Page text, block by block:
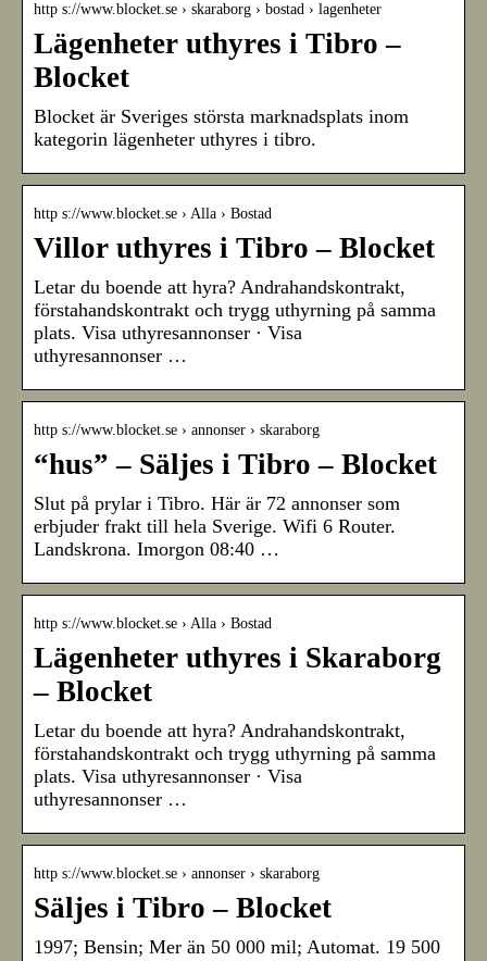
http s://www.blocket.se › skaraborg › bostad › lagenheter
Lägenheter uthyres i Tibro –
Blocket
Blocket är Sveriges största marknadsplats inom
kategorin lägenheter uthyres i tibro.
http s://www.blocket.se › Alla › Bostad
Villor uthyres i Tibro – Blocket
Letar du boende att hyra? Andrahandskontrakt,
förstahandskontrakt och trygg uthyrning på samma
plats. Visa uthyresannonser · Visa
uthyresannonser …
http s://www.blocket.se › annonser › skaraborg
“hus” – Säljes i Tibro – Blocket
Slut på prylar i Tibro. Här är 72 annonser som
erbjuder frakt till hela Sverige. Wifi 6 Router.
Landskrona. Imorgon 08:40 …
http s://www.blocket.se › Alla › Bostad
Lägenheter uthyres i Skaraborg
– Blocket
Letar du boende att hyra? Andrahandskontrakt,
förstahandskontrakt och trygg uthyrning på samma
plats. Visa uthyresannonser · Visa
uthyresannonser …
http s://www.blocket.se › annonser › skaraborg
Säljes i Tibro – Blocket
1997; Bensin; Mer än 50 000 mil; Automat. 19 500